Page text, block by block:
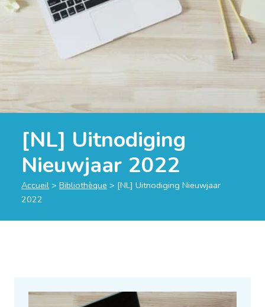
[NL] Uitnodiging
Nieuwjaar 2022
Accueil > Bibliothèque > [NL] Uitnodiging Nieuwjaar
2022